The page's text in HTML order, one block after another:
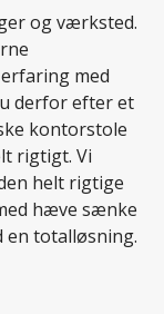
og værksted.
med
derfor efter et
kontorstole
rigtigt. Vi
helt rigtige
hæve sænke
en totalløsning.